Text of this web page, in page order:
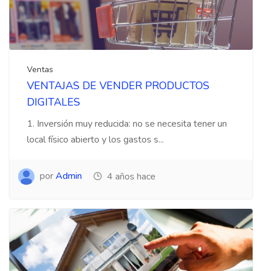
Ventas
VENTAJAS DE VENDER PRODUCTOS
DIGITALES
1. Inversión muy reducida: no se necesita tener un
local físico abierto y los gastos s...
porAdmin 4 años hace